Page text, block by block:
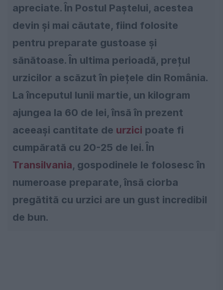
apreciate. În Postul Paștelui, acestea
devin și mai căutate, fiind folosite
pentru preparate gustoase și
sănătoase. În ultima perioadă, prețul
urzicilor a scăzut în piețele din România.
La începutul lunii martie, un kilogram
ajungea la 60 de lei, însă în prezent
aceeași cantitate de urzici poate fi
cumpărată cu 20-25 de lei. În
Transilvania, gospodinele le folosesc în
numeroase preparate, însă ciorba
pregătită cu urzici are un gust incredibil
de bun.